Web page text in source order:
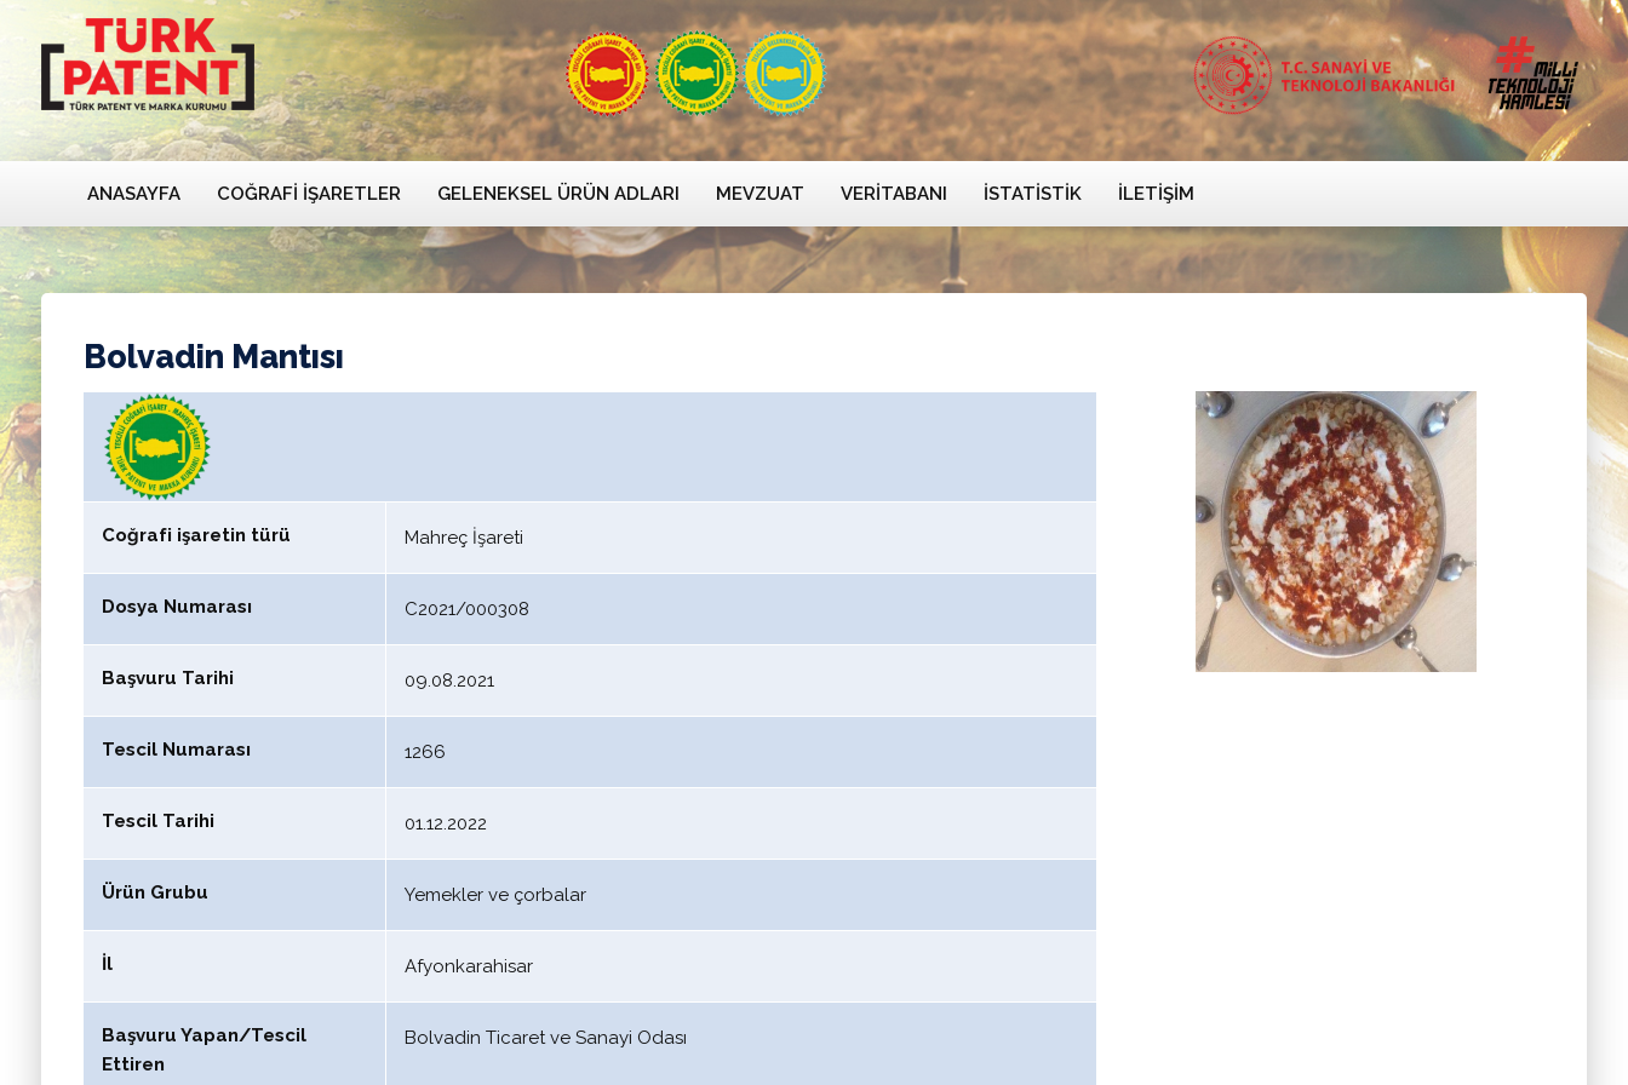
ANASAYFA COĞRAFI İŞARETLER GELENEKSEL ÜRÜN ADLARI MEVZUAT VERITABANI İSTATISTIK İLETIŞIM
Bolvadin Mantısı
Coğrafi işaretin türü Mahreç İşareti
Dosya Numarası C2021/000308
Başvuru Tarihi 09.08.2021
Tescil Numarası 1266
Tescil Tarihi 01.12.2022
Ürün Grubu Yemekler ve çorbalar
İl Afyonkarahisar
Başvuru Yapan/Tescil
Ettiren
Bolvadin Ticaret ve Sanayi Odası